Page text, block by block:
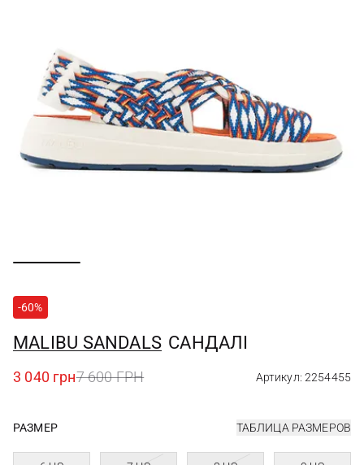
-60%
MALIBU SANDALS САНДАЛІ
3 040 грн7 600 ГРН Артикул: 2254455
РАЗМЕР ТАБЛИЦА РАЗМЕРОВ